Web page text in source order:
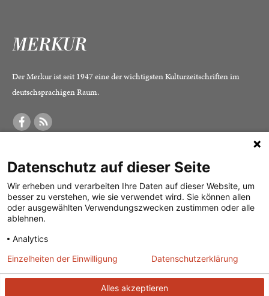
Der Merkur ist seit 1947 eine der wichtigsten Kulturzeitschriften im
deutschsprachigen Raum.
Was ist der Merkur?
Herausgeber /
Redaktion
Verlag
Alle Abos im Überblick
Print-Abo
Digital-Abo
Abo kündigen
Vertrag widerrufen
Impressum
Datenschutz
Mediadaten
Datenschutz auf dieser Seite
Wir erheben und verarbeiten Ihre Daten auf dieser Website, um
besser zu verstehen, wie sie verwendet wird. Sie können allen
oder ausgewählten Verwendungszwecken zustimmen oder alle
ablehnen.
Analytics
Alles akzeptieren
Einzelheiten der Einwilligung Datenschutzerklärung